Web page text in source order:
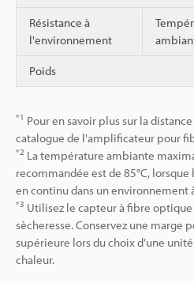
Résistance à
l'environnement
Poids
*1 Pour en savoir plus sur la
catalogue de l'amplificateur pour
*2 La température ambiante
recommandée est de 85°C,
en continu dans un environnement
*3 Utilisez le capteur à fibre
sècheresse. Conservez une marge
supérieure lors du choix d’une
chaleur.